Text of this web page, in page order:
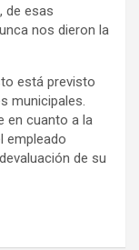
de esas
nos dieron la
está previsto
municipales.
en cuanto a la
empleado
de su